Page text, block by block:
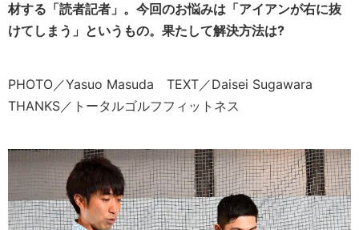
材する「読者記者」 。今回のお悩みは「アイアンが右に抜
けてしまう」というもの。果たして解決方法は?
PHOTO／Yasuo Masuda TEXT／Daisei Sugawara
THANKS／トータルゴルフフィットネス